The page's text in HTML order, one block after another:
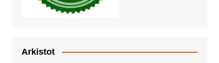
Arkistot